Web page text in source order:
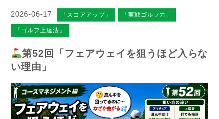
2026-06-17 「スコアアップ」 「実戦ゴルフ力」
「ゴルフ上達法」
第52回「フェアウェイを狙うほど入らな
い理由」